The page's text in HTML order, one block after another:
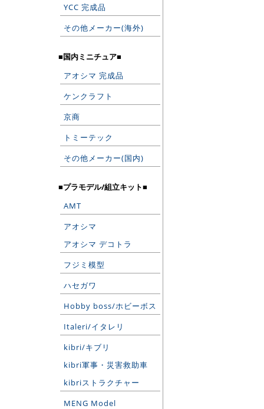
YCC 完成品
その他メーカー(海外)
■国内ミニチュア■
アオシマ 完成品
ケンクラフト
京商
トミーテック
その他メーカー(国内)
■プラモデル/組立キット■
AMT
アオシマ
アオシマ デコトラ
フジミ模型
ハセガワ
Hobby boss/ホビーボス
Italeri/イタレリ
kibri/キブリ
kibri軍事・災害救助車
kibriストラクチャー
MENG Model